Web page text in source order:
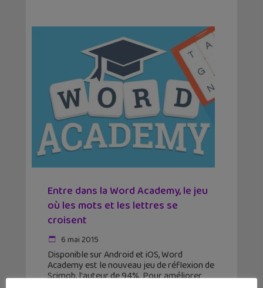
Entre dans la Word Academy, le jeu
où les mots et les lettres se
croisent
6 mai 2015
Disponible sur Android et iOS, Word
Academy est le nouveau jeu de réflexion de
Scimob, l'auteur de 94%. Pour améliorer